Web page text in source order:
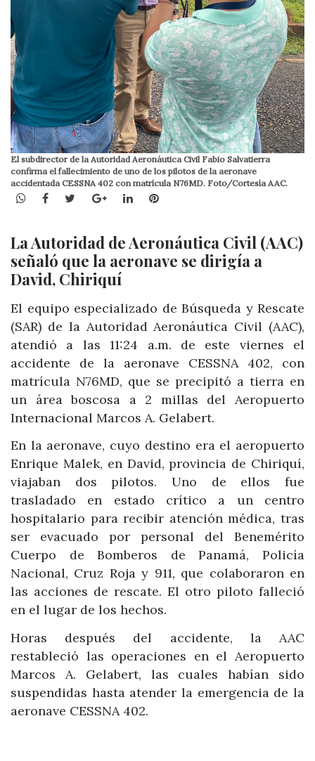
El subdirector de la Autoridad Aeronáutica Civil Fabio Salvatierra
confirma el fallecimiento de uno de los pilotos de la aeronave
accidentada CESSNA 402 con matrícula N76MD. Foto/Cortesía AAC.
WhatsApp
Facebook
TwitterGoogle+LinkedInPinterest
La Autoridad de Aeronáutica Civil (AAC)
señaló que la aeronave se dirigía a
David, Chiriquí
El equipo especializado de Búsqueda y Rescate
(SAR) de la Autoridad Aeronáutica Civil (AAC),
atendió a las 11:24 a.m. de este viernes el
accidente de la aeronave CESSNA 402, con
matrícula N76MD, que se precipitó a tierra en
un área boscosa a 2 millas del Aeropuerto
Internacional Marcos A. Gelabert.
En la aeronave, cuyo destino era el aeropuerto
Enrique Malek, en David, provincia de Chiriquí,
viajaban dos pilotos. Uno de ellos fue
trasladado en estado crítico a un centro
hospitalario para recibir atención médica, tras
ser evacuado por personal del Benemérito
Cuerpo de Bomberos de Panamá, Policía
Nacional, Cruz Roja y 911, que colaboraron en
las acciones de rescate. El otro piloto falleció
en el lugar de los hechos.
Horas después del accidente, la AAC
restableció las operaciones en el Aeropuerto
Marcos A. Gelabert, las cuales habían sido
suspendidas hasta atender la emergencia de la
aeronave CESSNA 402.